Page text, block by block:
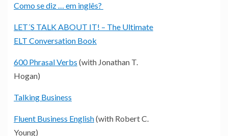
Como se diz … em inglês?
LET´S TALK ABOUT IT! – The Ultimate
ELT Conversation Book
600 Phrasal Verbs (with Jonathan T.
Hogan)
Talking Business
Fluent Business English(with Robert C.
Young)